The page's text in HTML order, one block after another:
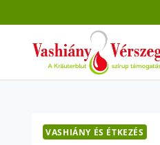
to
content
VASHIÁNY ÉS ÉTKEZÉS